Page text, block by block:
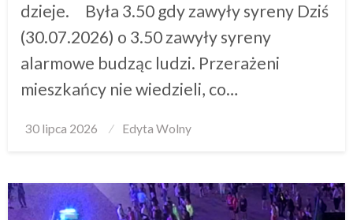
dzieje. Była 3.50 gdy zawyły syreny Dziś
(30.07.2026) o 3.50 zawyły syreny
alarmowe budząc ludzi. Przerażeni
mieszkańcy nie wiedzieli, co…
Posted
30 lipca 2026 Edyta Wolny